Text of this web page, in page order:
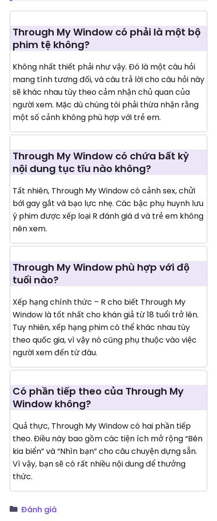
Through My Window có phải là một bộ
phim tệ không?
Không nhất thiết phải như vậy. Đó là một câu hỏi
mang tính tương đối, và câu trả lời cho câu hỏi này
sẽ khác nhau tùy theo cảm nhận chủ quan của
người xem. Mặc dù chúng tôi phải thừa nhận rằng
một số cảnh không phù hợp với trẻ em.
Through My Window có chứa bất kỳ
nội dung tục tĩu nào không?
Tất nhiên, Through My Window có cảnh sex, chửi
bới gay gắt và bạo lực nhẹ. Các bậc phụ huynh lưu
ý phim được xếp loại R đánh giá d và trẻ em không
nên xem.
Through My Window phù hợp với độ
tuổi nào?
Xếp hạng chính thức – R cho biết Through My
Window là tốt nhất cho khán giả từ 18 tuổi trở lên.
Tuy nhiên, xếp hạng phim có thể khác nhau tùy
theo quốc gia, vì vậy nó cũng phụ thuộc vào việc
người xem đến từ đâu.
Có phần tiếp theo của Through My
Window không?
Quả thực, Through My Window có hai phần tiếp
theo. Điều này bao gồm các tiện ích mở rộng “Bên
kia biển” và “Nhìn bạn” cho câu chuyện dựng sẵn.
Vì vậy, bạn sẽ có rất nhiều nội dung để thưởng
thức.
Đánh giá